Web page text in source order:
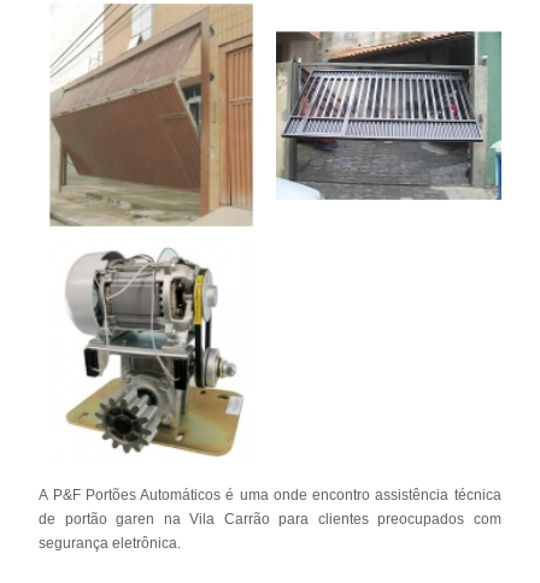
A P&F Portões Automáticos é uma onde encontro assistência técnica
de portão garen na Vila Carrão para clientes preocupados com
segurança eletrônica.